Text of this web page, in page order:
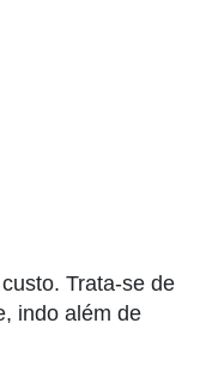
Trata-se de
indo além de